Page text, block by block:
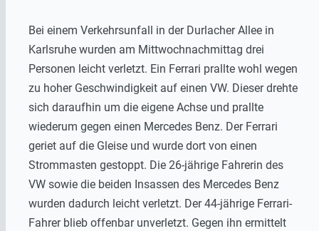
Bei einem Verkehrsunfall in der Durlacher Allee in
Karlsruhe wurden am Mittwochnachmittag drei
Personen leicht verletzt. Ein Ferrari prallte wohl wegen
zu hoher Geschwindigkeit auf einen VW. Dieser drehte
sich daraufhin um die eigene Achse und prallte
wiederum gegen einen Mercedes Benz. Der Ferrari
geriet auf die Gleise und wurde dort von einen
Strommasten gestoppt. Die 26-jährige Fahrerin des
VW sowie die beiden Insassen des Mercedes Benz
wurden dadurch leicht verletzt. Der 44-jährige Ferrari-
Fahrer blieb offenbar unverletzt. Gegen ihn ermittelt